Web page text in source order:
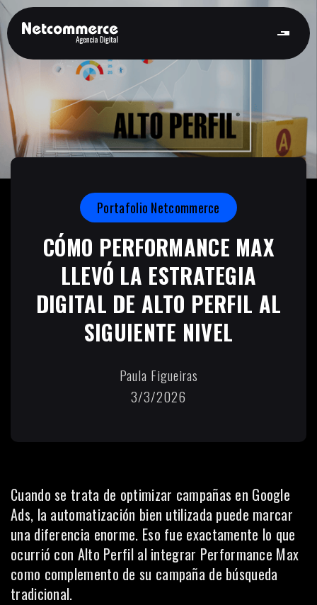
Portafolio Netcommerce
CÓMO PERFORMANCE MAX
LLEVÓ LA ESTRATEGIA
DIGITAL DE ALTO PERFIL AL
SIGUIENTE NIVEL
Paula Figueiras
3/3/2026
Cuando se trata de optimizar campañas en Google
Ads, la automatización bien utilizada puede marcar
una diferencia enorme. Eso fue exactamente lo que
ocurrió con Alto Perfil al integrar Performance Max
como complemento de su campaña de búsqueda
tradicional.